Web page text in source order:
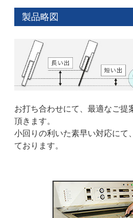
製品略図
お打ち合わせにて、最適なご提
頂きます。
小回りの利いた素早い対応にて
ております。